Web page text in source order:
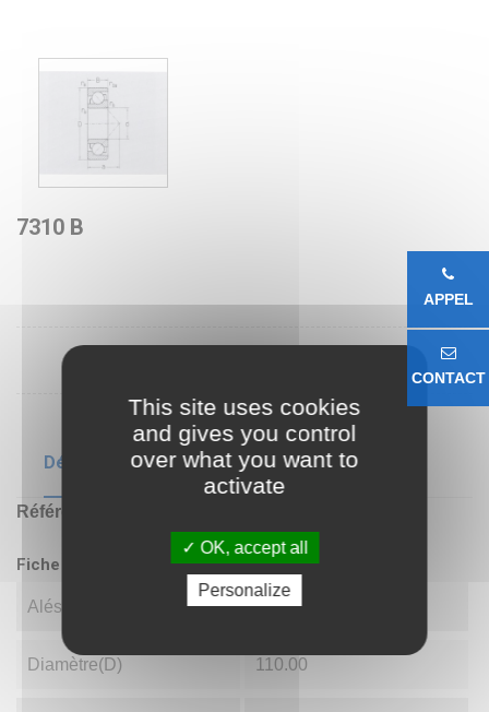
7310 B
Détails du produit
Référence
Fiche technique
Alésage(d) 50.00
Diamètre(D) 110.00
APPEL
CONTACT
This site uses cookies
and gives you control
over what you want to
activate
OK, accept all
Personalize